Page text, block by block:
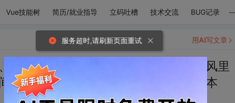
Vue技能树 简历/就业指导 立码吐槽 技术交流 BUG记录 ...
伸懒腰的猫咪、叽叽喳喳的小鸟、在风里
万物，但我更喜欢你，因为你是可爱本
用AI写文章
服务超时,请刷新页面重试